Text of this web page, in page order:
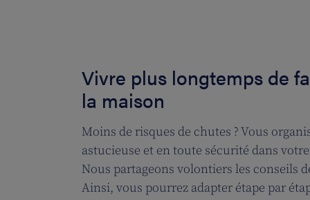
Vivre plus longtemps de
la maison
Moins de risques de chutes ? Vous
astucieuse et en toute sécurité dans
Nous partageons volontiers les conseils
Ainsi, vous pourrez adapter étape par